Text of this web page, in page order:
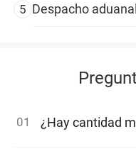
5 Despacho
01 ¿Hay cantidad